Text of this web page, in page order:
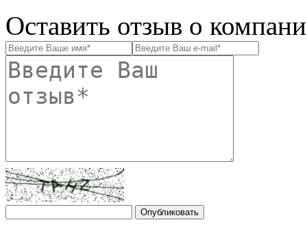
Оставить отзыв о